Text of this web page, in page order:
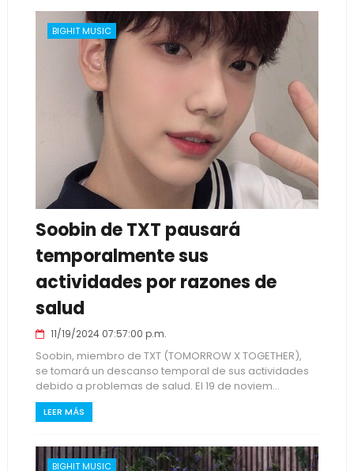
BIGHIT MUSIC
Soobin de TXT pausará
temporalmente sus
actividades por razones de
salud
11/19/2024 07:57:00 p.m.
Soobin, miembro de TXT (TOMORROW X TOGETHER),
se tomará un descanso temporal de sus actividades
debido a problemas de salud. El 19 de noviem...
LEER MÁS
BIGHIT MUSIC